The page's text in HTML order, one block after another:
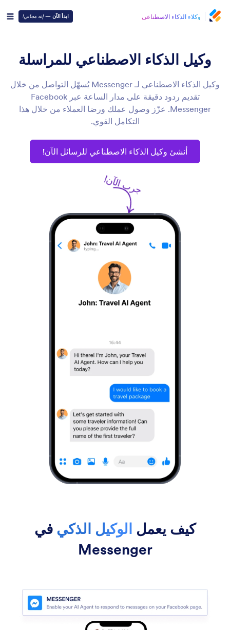
وكلاء الذكاء الاصطناعي ابدأ الآن —إنه مجاني!
وكيل الذكاء الاصطناعي للمراسلة
وكيل الذكاء الاصطناعي لـ Messenger يُسهّل التواصل من خلال
تقديم ردود دقيقة على مدار الساعة عبر Facebook
Messenger. عزّز وصول عملك ورضا العملاء من خلال هذا
التكامل القوي.
أنشئ وكيل الذكاء الاصطناعي للرسائل الآن!
جرب الآن!
كيف يعمل الوكيل الذكي في
Messenger